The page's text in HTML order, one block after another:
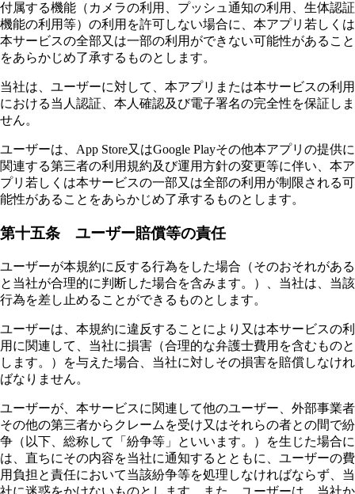
付属する機能（カメラの利用、プッシュ通知の利用、生体認証
機能の利用等）の利用を許可しない場合に、本アプリ若しくは
本サービスの全部又は一部の利用ができない可能性があること
をあらかじめ了承するものとします。
当社は、ユーザーに対して、本アプリまたは本サービスの利用
における当人認証、本人確認及び電子署名の完全性を保証しま
せん。
ユーザーは、App Store又はGoogle Playその他本アプリの提供に
関連する第三者の利用規約及び運用方針の変更等に伴い、本ア
プリ若しくは本サービスの一部又は全部の利用が制限される可
能性があることをあらかじめ了承するものとします。
第十五条 ユーザー賠償等の責任
ユーザーが本規約に反する行為をした場合（そのおそれがある
と当社が合理的に判断した場合を含みます。）、当社は、当該
行為を差し止めることができるものとします。
ユーザーは、本規約に違反することにより又は本サービスの利
用に関連して、当社に損害（合理的な弁護士費用を含むものと
します。）を与えた場合、当社に対しその損害を賠償しなけれ
ばなりません。
ユーザーが、本サービスに関連して他のユーザー、外部事業者
その他の第三者からクレームを受け又はそれらの者との間で紛
争（以下、総称して「紛争等」といいます。）を生じた場合に
は、直ちにその内容を当社に通知するとともに、ユーザーの費
用負担と責任において当該紛争等を処理しなければならず、当
社に迷惑をかけないものとします。また、ユーザーは、当社か